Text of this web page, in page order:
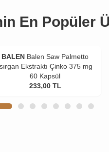
En Popüler
BALEN Balen Saw Palmetto
Ekstraktı Çinko 375 mg
60 Kapsül
233,00 TL